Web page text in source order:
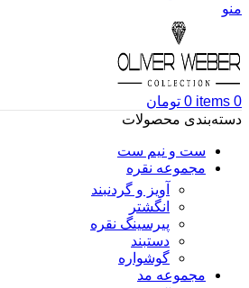
منو
0
items
0 تومان
دسته‌بندی محصولات
ست و نیم ست
مجموعه نقره
آویز و گردنبند
انگشتر
پیرسینگ نقره
دستبند
گوشواره
مجموعه مد